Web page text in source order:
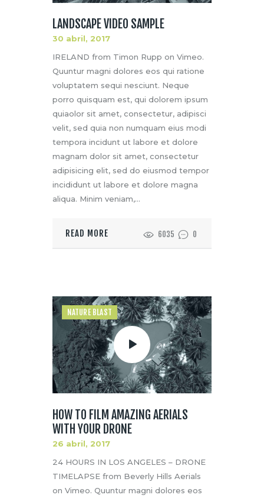
LANDSCAPE VIDEO SAMPLE
30 abril, 2017
IRELAND from Timon Rupp on Vimeo.
Quuntur magni dolores eos qui ratione
voluptatem sequi nesciunt. Neque
porro quisquam est, qui dolorem ipsum
quiaolor sit amet, consectetur, adipisci
velit, sed quia non numquam eius modi
tempora incidunt ut labore et dolore
magnam dolor sit amet, consectetur
adipisicing elit, sed do eiusmod tempor
incididunt ut labore et dolore magna
aliqua. Minim veniam,…
READ MORE 6035 0
NATURE BLAST
HOW TO FILM AMAZING AERIALS
WITH YOUR DRONE
26 abril, 2017
24 HOURS IN LOS ANGELES – DRONE
TIMELAPSE from Beverly Hills Aerials
on Vimeo. Quuntur magni dolores eos